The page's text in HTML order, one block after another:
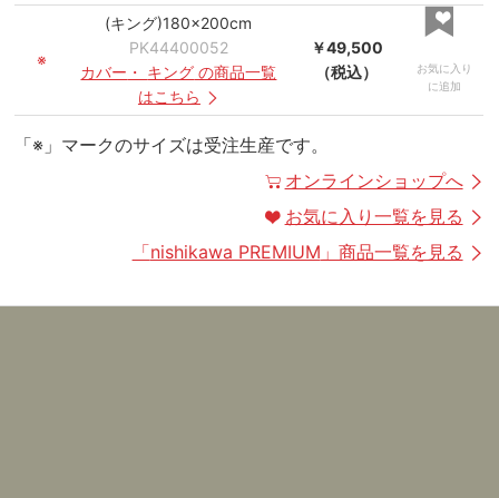
※
(キング)180×200cm
PK44400052
カバー ・ キング の商品一覧
はこちら
￥49,500
（税込）
お気に入り
に追加
「※」マークのサイズは受注生産です。
オンラインショップへ
お気に入り一覧を見る
「nishikawa PREMIUM 」商品一覧を見る